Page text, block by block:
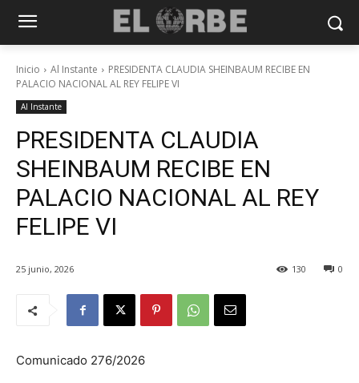
Inicio Al Instante
PRESIDENTA CLAUDIA SHEINBAUM RECIBE EN
PALACIO NACIONAL AL REY FELIPE VI
Al Instante
PRESIDENTA CLAUDIA
SHEINBAUM RECIBE EN
PALACIO NACIONAL AL REY
FELIPE VI
25 junio, 2026 0
130
Comunicado 276/2026